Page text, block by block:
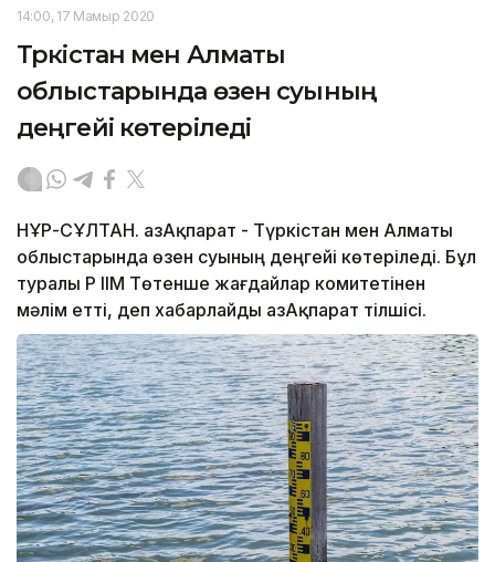
14:00, 17 Мамыр 2020
Түркістан мен Алматы
облыстарында өзен суының
деңгейі көтеріледі
НҰР-СҰЛТАН. ҚазАқпарат - Түркістан мен Алматы
облыстарында өзен суының деңгейі көтеріледі. Бұл
туралы ҚР ІІМ Төтенше жағдайлар комитетінен
мәлім етті, деп хабарлайды ҚазАқпарат тілшісі.